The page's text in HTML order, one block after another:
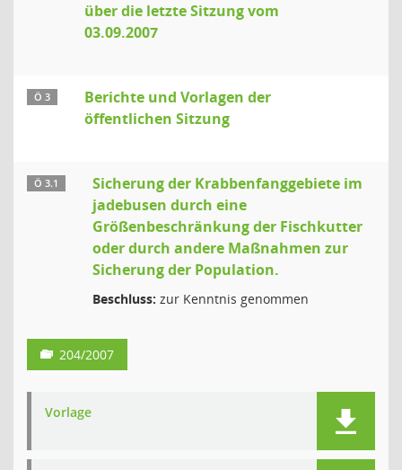
über die letzte Sitzung vom
03.09.2007
Ö 3
Berichte und Vorlagen der
öffentlichen Sitzung
Ö 3.1
Sicherung der Krabbenfanggebiete im
jadebusen durch eine
Größenbeschränkung der Fischkutter
oder durch andere Maßnahmen zur
Sicherung der Population.
Beschluss: zur Kenntnis genommen
204/2007
Vorlage